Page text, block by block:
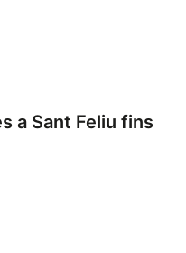
a Sant Feliu fins